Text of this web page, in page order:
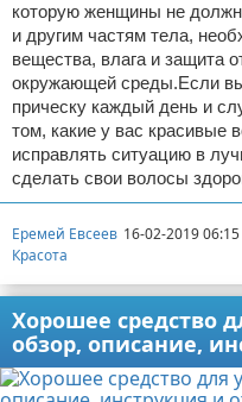
которую женщины не
и другим частям тела,
вещества, влага и защита
окружающей среды.Если
прическу каждый день и
том, какие у вас красивые
исправлять ситуацию в
сделать свои волосы
Еремей Евсеев 16-02-2019 06:15
Красота
Хорошее средство
обзор, описание,